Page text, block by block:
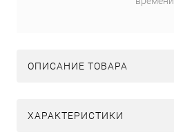
ОПИСАНИЕ ТОВАРА
ХАРАКТЕРИСТИКИ